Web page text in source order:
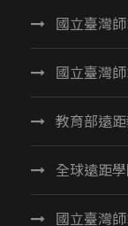
國立臺灣
國立臺灣
教育部遠
全球遠距
國立臺灣